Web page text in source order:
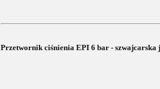
Przetwornik ciśnienia EPI 6 bar -